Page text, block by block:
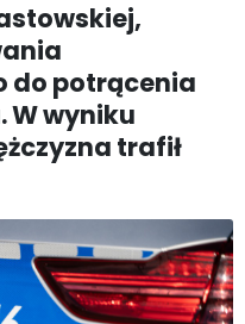
do potrącenia
W wyniku
trafił